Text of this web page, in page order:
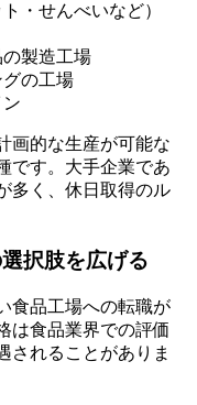
・せんべいなど）
製造工場
の工場
画的な生産が可能な
です。大手企業であ
多く、休日取得のル
択肢を広げる
食品工場への転職が
は食品業界での評価
されることがありま